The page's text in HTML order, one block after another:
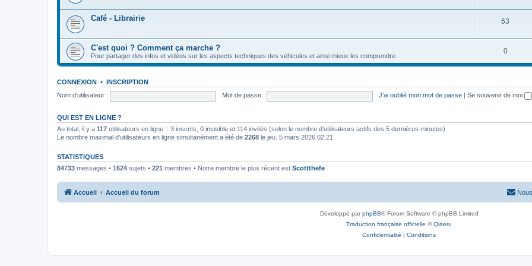
Café - Librairie 63
C'est quoi ? Comment ça marche ?
Pour partager des infos et vidéos sur les aspects techniques des véhicules et ainsi mieux les comprendre.
0
CONNEXION • INSCRIPTION
Nom d’utilisateur :
Mot de passe : J’ai oublié mon mot de passe Se souvenir de moi
QUI EST EN LIGNE ?
Au total, il y a 117 utilisateurs en ligne :: 3 inscrits, 0 invisible et 114 invités (selon le nombre d’utilisateurs actifs des 5 dernières minutes)
Le nombre maximal d’utilisateurs en ligne simultanément a été de 2268 le jeu. 5 mars 2026 02:21
STATISTIQUES
84733 messages • 1624 sujets • 221 membres • Notre membre le plus récent est Scottthefe
Accueil Accueil du forum
Développé parphpBB® Forum Software © phpBB Limited
Traduction française officielle ©Qiaeru
Confidentialité | Conditions